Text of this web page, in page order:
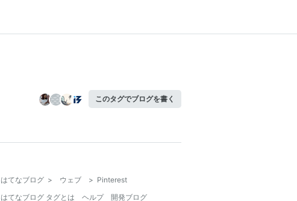
このタグでブログを書く
はてなブログ > ウェブ > Pinterest
はてなブログ タグとは
ヘルプ
開発ブログ